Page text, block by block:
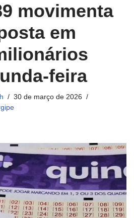
movimenta
em
feira
30 de março de 2026